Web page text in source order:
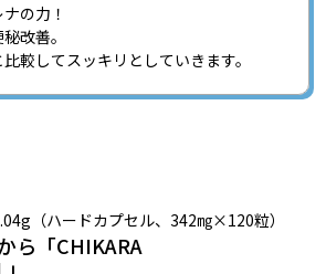
の力！
改善。
較してスッキリとしていきます。
（ハードカプセル、342㎎×120粒）
ら「CHIKARA